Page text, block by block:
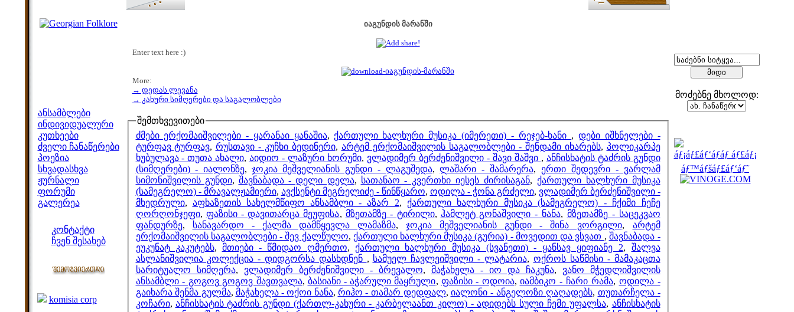
ანსამბლები
ინდივიდუალური
კუთხეები
ძველი ჩანაწერები
პოეზია
სხვადასხვა
ჟურნალი
ფორუმი
გალერეა
კონტაქტი
ჩვენ შესახებ
komisia corp
იაგუნდის მარანში
Enter text here :)
More:
→ დედას ლევანა
→ კახური სიმღერები და საგალობლები
შემთხვევითები
ძმები ერქომაიშვილები - ყარანაი ყანაშია, ქართული ხალხური მუსიკა (იმერეთი) - რეჯებ-ხანი , დები იშხნელები -
ტურფავ ტურფავ, რუსთავი - კუჩხი ბედინერი, არტემ ერქომაიშვილის საგალობლები - შენდამი იხარებს, პოლიკარპე
ხუბულავა - თუთა ახალი, აიდიო - ლაზური ხორუმი, ვლადიმერ ბერძენიშვილი - შავი შაშვი , ანჩისხატის ტაძრის გუნდი
(სიმღერები) - იალონზე, ჯოკია მეშველიანის გუნდი - ლაგუშედა, ლაშარი - შამარერა, ერთი შედევრი - ვარლამ
სიმონიშვილის გუნდი, შავნაბადა - დელი დელა, სათანაო - კვერთხი იესეს ძირისაგან, ქართული ხალხური მუსიკა
(სამეგრელო) - მრავალჟამიერი, ავქსენტი მეგრელიძე - წინწყარო, ოდილა - ჭონა გრძელი, ვლადიმერ ბერძენიშვილი -
მხედრული, აფხაზეთის სახელმწიფო ანსამბლი - აზარ 2, ქართული ხალხური მუსიკა (სამეგრელო) - ჩქიმი ჩეჩე
ღორღონჯეფი, ფაზისი - დავითარცა მეუფისა, მზეთამზე - ტირილი, ჰამლეტ გონაშვილი - ნანა, მზეთამზე - საცეკვაო
ფანდურზე, სანავარდო - ქალმა დამწყევლა ლამაზმა, ჯოკია მეშველიანის გუნდი - შინა ვორგილი, არტემ
ერქომაიშვილის საგალობლები - შევ ქალწულო, ქართული ხალხური მუსიკა (გურია) - მოვედით და ვსვათ , შავნაბადა -
ეუკუნატ კაკუტებს, მთიები - წმიდაო ღმერთო, ქართული ხალხური მუსიკა (სვანეთი) - ყანსავ ყიფიანე 2, შალვა
ასლანიშვილია კოლექცია - დიდგორსა დასხდნენ , სამუელ ჩავლეიშვილი - ლატარია, ოქროს საწმისი - მამაკაცთა
სარიტუალო სიმღერა, ვლადიმერ ბერძენიშვილი - ბრევალო, მაჭახელა - იო და ჩაკუნა, ვანო მჭედლიშვილის
ანსამბლი - გოგოვ გოგოვ შავთვალა, ბასიანი - აჭარული მაყრული, ფაზისი - ოდოია, იამბიკო - ჩარი რამა, ოდილა -
გაიხარა შენმა გულმა, მაჭახელა - ოქოი ნანა, რიჰო - თამარ დედფალ, იალონი - ანგელოზი ღაღადებს, თუთარჩელა -
კოჩარი, ანჩისხატის ტაძრის გუნდი (ქართლ-კახური - კარბელაანთ კილო) - ადიდებს სული ჩემი უფალსა, ანჩისხატის
მოძებნე მხოლოდ: